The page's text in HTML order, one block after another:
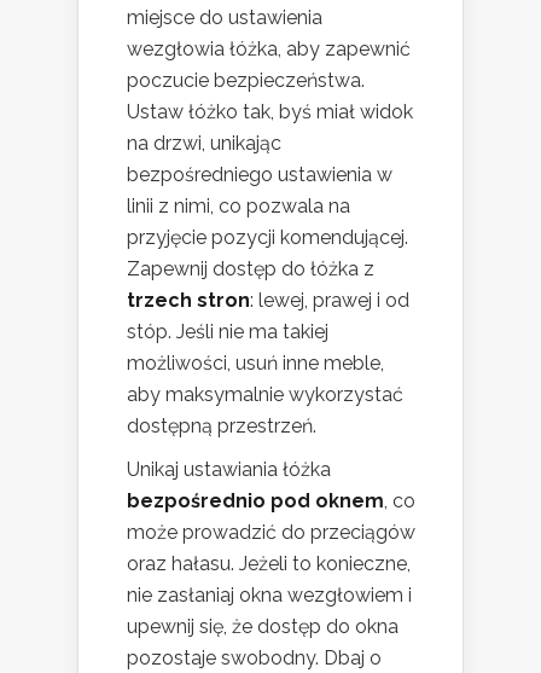
miejsce do ustawienia
wezgłowia łóżka, aby zapewnić
poczucie bezpieczeństwa.
Ustaw łóżko tak, byś miał widok
na drzwi, unikając
bezpośredniego ustawienia w
linii z nimi, co pozwala na
przyjęcie pozycji komendującej.
Zapewnij dostęp do łóżka z
trzech stron: lewej, prawej i od
stóp. Jeśli nie ma takiej
możliwości, usuń inne meble,
aby maksymalnie wykorzystać
dostępną przestrzeń.
Unikaj ustawiania łóżka
bezpośrednio pod oknem, co
może prowadzić do przeciągów
oraz hałasu. Jeżeli to konieczne,
nie zasłaniaj okna wezgłowiem i
upewnij się, że dostęp do okna
pozostaje swobodny. Dbaj o